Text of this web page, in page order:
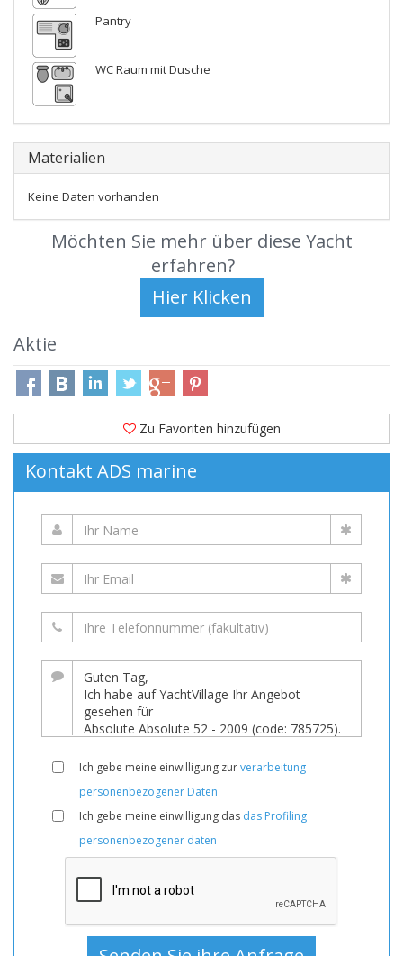
Pantry
WC Raum mit Dusche
Materialien
Keine Daten vorhanden
Möchten Sie mehr über diese Yacht
erfahren?
Aktie
Zu Favoriten hinzufügen
Kontakt ADS marine
Ich gebe meine einwilligung zurverarbeitung
personenbezogener Daten
Ich gebe meine einwilligung das das Profiling
personenbezogener daten